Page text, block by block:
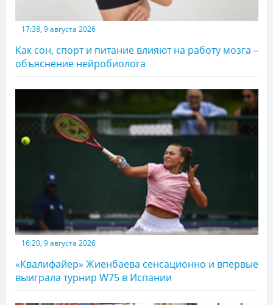
17:38, 9 августа 2026
Как сон, спорт и питание влияют на работу мозга –
объяснение нейробиолога
16:20, 9 августа 2026
«Квалифайер» Жиенбаева сенсационно и впервые
выиграла турнир W75 в Испании